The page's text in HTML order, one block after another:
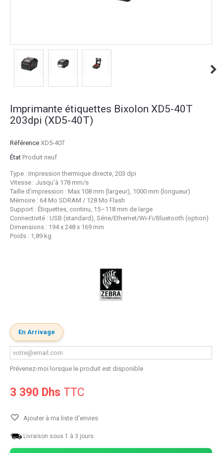
Imprimante étiquettes Bixolon XD5-40T
203dpi (XD5-40T)
Référence XD5-40T
État Produit neuf
Type : Impression thermique directe, 203 dpi
Vitesse : Jusqu’à 178 mm/s
Taille d’impression : Max 108 mm (largeur), 1000 mm (longueur)
Mémoire : 64 Mo SDRAM / 128 Mo Flash
Support : Étiquettes, continu, 15–118 mm de large
Connectivité : USB (standard), Série/Ethernet/Wi-Fi/Bluetooth (option)
Dimensions : 194 x 248 x 169 mm
Poids : 1,89 kg
En Arrivage
Prévenez-moi lorsque le produit est disponible
3 390 Dhs TTC
Ajouter à ma liste d'envies
Livraison sous 1 à 3 jours.